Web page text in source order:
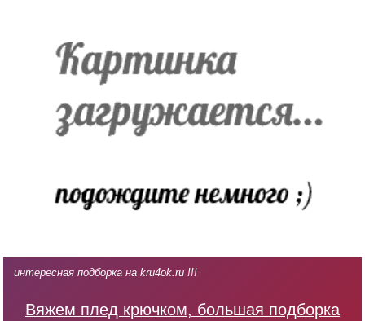
интересная подборка на kru4ok.ru !!!
Вяжем плед крючком, большая подборка